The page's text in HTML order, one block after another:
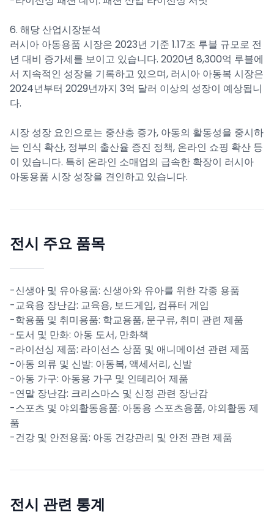
6. 해당 산업시장분석
러시아 아동용품 시장은 2023년 기준 1.17조 루블 규모로 전
년 대비 증가세를 보이고 있습니다. 2020년 8,300억 루블에
서 지속적인 성장을 기록하고 있으며, 러시아 아동복 시장은
2024년부터 2029년까지 3억 달러 이상의 성장이 예상됩니
다.
시장 성장 요인으로는 중산층 증가, 아동의 활동성을 중시하
는 인식 확산, 정부의 출산율 증진 정책, 온라인 쇼핑 확산 등
이 있습니다. 특히 온라인 소매업의 급속한 확장이 러시아
아동용품 시장 성장을 견인하고 있습니다.
전시 주요 품목
-신생아 및 유아용품: 신생아와 유아를 위한 각종 용품
-교육용 장난감: 교육용, 보드게임, 컴퓨터 게임
-학용품 및 취미용품: 학교용품, 문구류, 취미 관련 제품
-도서 및 만화: 아동 도서, 만화책
-라이선싱 제품: 라이선스 상품 및 애니메이션 관련 제품
-아동 의류 및 신발: 아동복, 액세서리, 신발
-아동 가구: 아동용 가구 및 인테리어 제품
-연말 장난감: 크리스마스 및 신정 관련 장난감
-스포츠 및 야외활동용품: 아동용 스포츠용품, 야외활동 제
품
-건강 및 안전용품: 아동 건강관리 및 안전 관련 제품
전시 관련 통계